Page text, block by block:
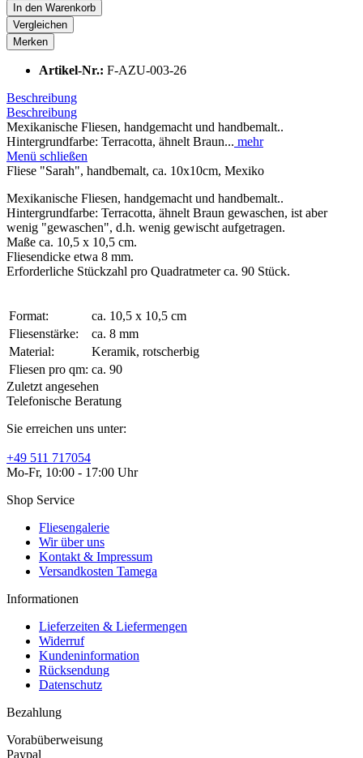
In den Warenkorb
Vergleichen
Merken
Artikel-Nr.: F-AZU-003-26
Beschreibung
Beschreibung
Mexikanische Fliesen, handgemacht und handbemalt..
Hintergrundfarbe: Terracotta, ähnelt Braun... mehr
Menü schließen
Fliese "Sarah", handbemalt, ca. 10x10cm, Mexiko
Mexikanische Fliesen, handgemacht und handbemalt..
Hintergrundfarbe: Terracotta, ähnelt Braun gewaschen, ist aber
wenig "gewaschen", d.h. wenig gewischt aufgetragen.
Maße ca. 10,5 x 10,5 cm.
Fliesendicke etwa 8 mm.
Erforderliche Stückzahl pro Quadratmeter ca. 90 Stück.
Format:
ca. 10,5 x 10,5 cm
Fliesenstärke:
ca. 8 mm
Material:
Keramik, rotscherbig
Fliesen pro qm: ca. 90
Zuletzt angesehen
Telefonische Beratung
Sie erreichen uns unter:
+49 511 717054
Mo-Fr, 10:00 - 17:00 Uhr
Shop Service
Fliesengalerie
Wir über uns
Kontakt & Impressum
Versandkosten Tamega
Informationen
Lieferzeiten & Liefermengen
Widerruf
Kundeninformation
Rücksendung
Datenschutz
Bezahlung
Vorabüberweisung
Paypal